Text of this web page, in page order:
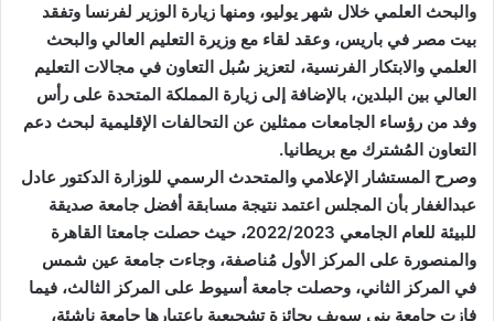
والبحث العلمي خلال شهر يوليو، ومنها زيارة الوزير لفرنسا وتفقد
بيت مصر في باريس، وعقد لقاء مع وزيرة التعليم العالي والبحث
العلمي والابتكار الفرنسية، لتعزيز سُبل التعاون في مجالات التعليم
العالي بين البلدين، بالإضافة إلى زيارة المملكة المتحدة على رأس
وفد من رؤساء الجامعات ممثلين عن التحالفات الإقليمية لبحث دعم
التعاون المُشترك مع بريطانيا.
وصرح المستشار الإعلامي والمتحدث الرسمي للوزارة الدكتور عادل
عبدالغفار بأن المجلس اعتمد نتيجة مسابقة أفضل جامعة صديقة
للبيئة للعام الجامعي 2022/2023، حيث حصلت جامعتا القاهرة
والمنصورة على المركز الأول مُناصفة، وجاءت جامعة عين شمس
في المركز الثاني، وحصلت جامعة أسيوط على المركز الثالث، فيما
فازت جامعة بني سويف بجائزة تشجيعية باعتبارها جامعة ناشئة،